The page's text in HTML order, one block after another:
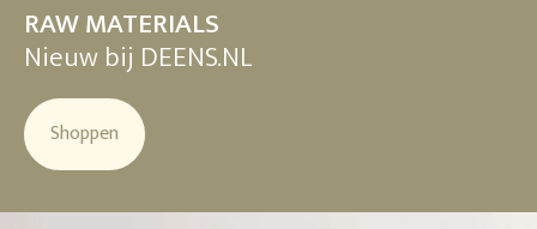
RAW MATERIALS
Nieuw bij DEENS.NL
Shoppen